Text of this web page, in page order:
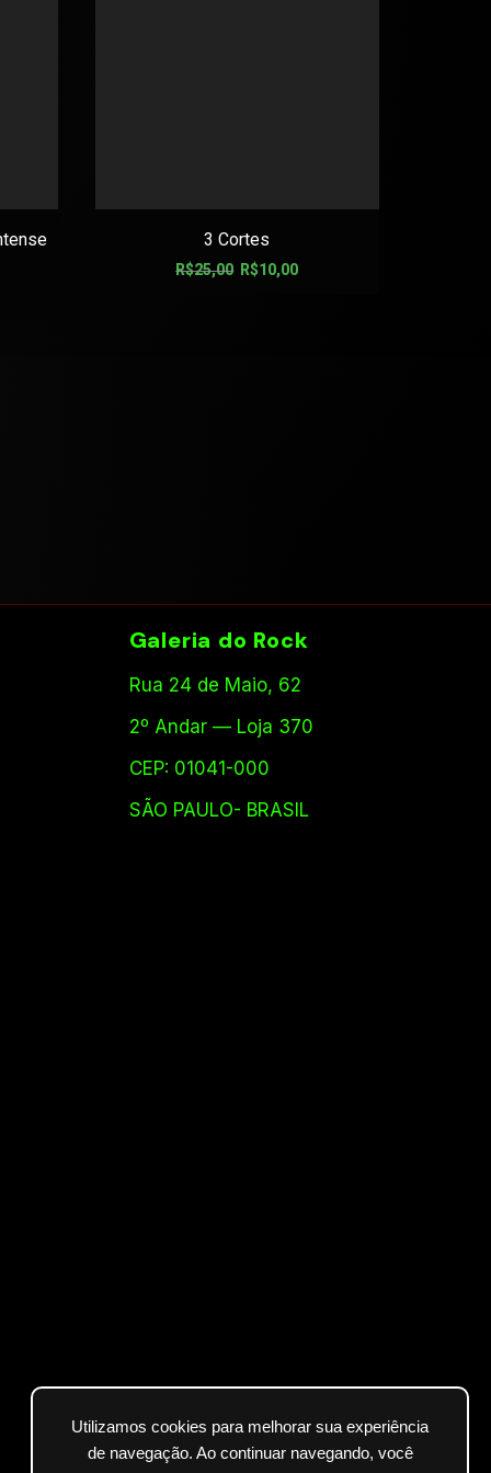
Utilizamos cookies para melhorar sua experiência
de navegação. Ao continuar navegando, você
3 Cortes
R$25,00 R$10,00
Galeria do Rock
Rua 24 de Maio, 62
2º Andar — Loja 370
CEP: 01041-000
SÃO PAULO- BRASIL